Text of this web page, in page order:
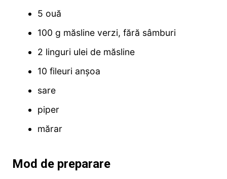
5 ouă
100 g măsline verzi, fără sâmburi
2 linguri ulei de măsline
10 fileuri anşoa
sare
piper
mărar
Mod de preparare